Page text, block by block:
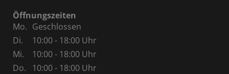
Öffnungszeiten
Mo. Geschlossen
Di.
10:00 - 18:00 Uhr
Mi.
10:00 - 18:00 Uhr
Do.
10:00 - 18:00 Uhr